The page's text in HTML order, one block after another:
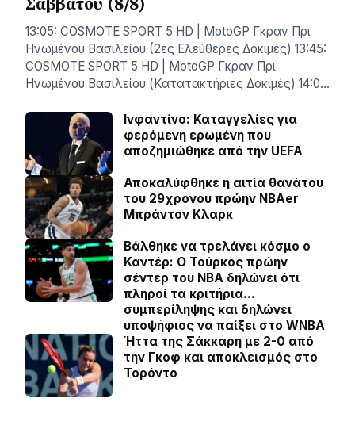
13:05: COSMOTE SPORT 5 HD | MotoGP Γκραν Πρι
Ηνωμένου Βασιλείου (2ες Ελεύθερες Δοκιμές) 13:45:
COSMOTE SPORT 5 HD | MotoGP Γκραν Πρι
Ηνωμένου Βασιλείου (Κατατακτήριες Δοκιμές) 14:0…
Ινφαντίνο: Καταγγελίες για
φερόμενη ερωμένη που
αποζημιώθηκε από την UEFA
Αποκαλύφθηκε η αιτία θανάτου
του 29χρονου πρώην NBAer
Μπράντον Κλαρκ
Βάλθηκε να τρελάνει κόσμο ο
Καντέρ: Ο Τούρκος πρώην
σέντερ του NBA δηλώνει ότι
πληροί τα κριτήρια…
συμπερίληψης και δηλώνει
υποψήφιος να παίξει στο WNBA
Ήττα της Σάκκαρη με 2-0 από
την Γκοφ και αποκλεισμός στο
Τορόντο